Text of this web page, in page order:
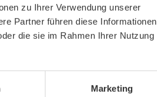
zu Ihrer Verwendung unserer
Partner führen diese Informationen
die sie im Rahmen Ihrer Nutzung
Marketing